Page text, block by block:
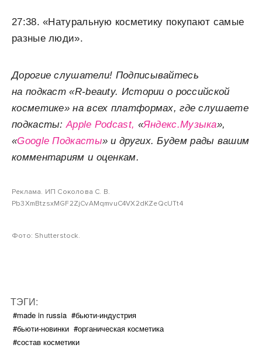
27:38. «Натуральную косметику покупают самые
разные люди».
Дорогие слушатели! Подписывайтесь
на подкаст «R-beauty. Истории о российской
косметике» на всех платформах, где слушаете
подкасты:Apple Podcast, «Яндекс.Музыка»,
«Google Подкасты» и других. Будем рады вашим
комментариям и оценкам.
Реклама. ИП Соколова С. В.
Pb3XmBtzsxMGF2ZjCvAMqmvuC4VX2dKZeQcUTt4
Фото: Shutterstock.
ТЭГИ:
#made in russia #бьюти-индустрия
#бьюти-новинки #органическая косметика
#состав косметики